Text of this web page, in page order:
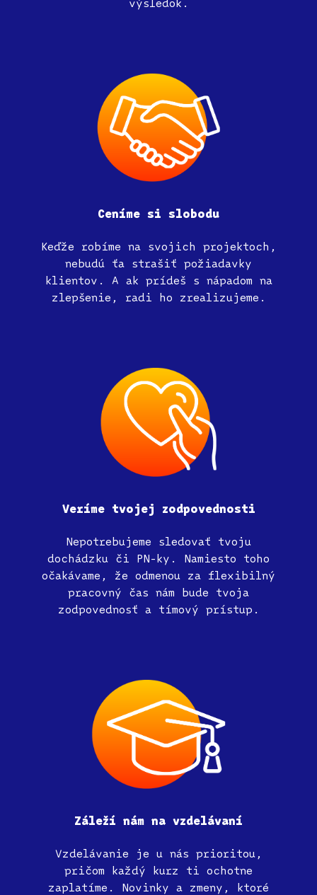
Ceníme si slobodu
Keďže robíme na svojich projektoch,
nebudú ťa strašiť požiadavky
klientov. A ak prídeš s nápadom na
zlepšenie, radi ho zrealizujeme.
Veríme tvojej zodpovednosti
Nepotrebujeme sledovať tvoju
dochádzku či PN-ky. Namiesto toho
očakávame, že odmenou za flexibilný
pracovný čas nám bude tvoja
zodpovednosť a tímový prístup.
Záleží nám na vzdelávaní
Vzdelávanie je u nás prioritou,
pričom každý kurz ti ochotne
zaplatíme. Novinky a zmeny, ktoré